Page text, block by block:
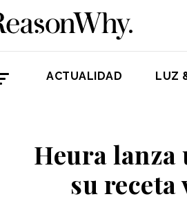
ACTUALIDAD LUZ
Heura
su receta